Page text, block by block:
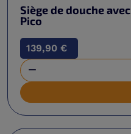
Siège de douche
Pico
139,90 €
